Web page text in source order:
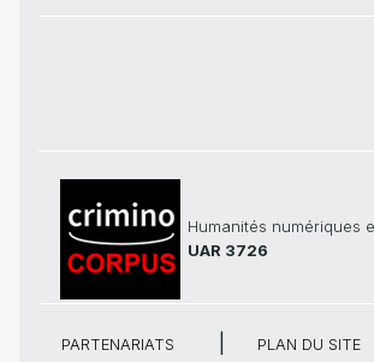
Humanités numériques
UAR 3726
PARTENARIATS PLAN DU SITE